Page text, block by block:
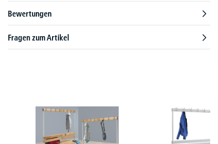
Bewertungen
Fragen zum Artikel